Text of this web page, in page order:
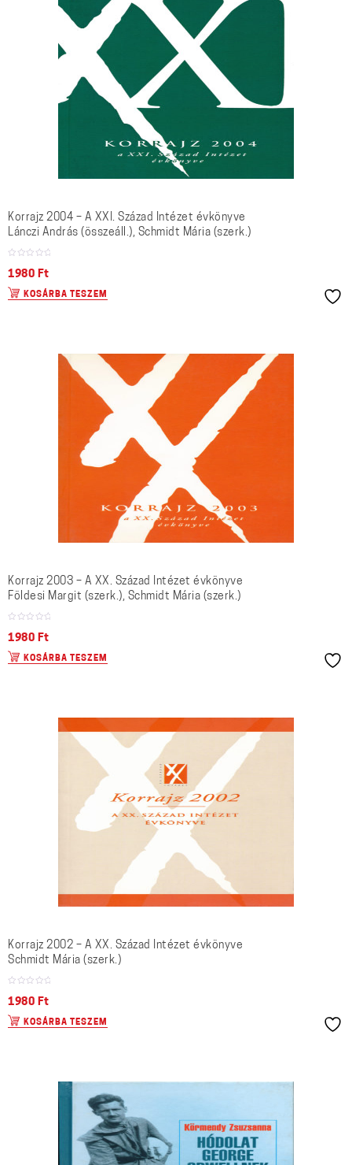
Korrajz 2004 – A XXI. Század Intézet évkönyve
Lánczi András (összeáll.), Schmidt Mária (szerk.)
1980 Ft
KOSÁRBA TESZEM
Korrajz 2003 – A XX. Század Intézet évkönyve
Földesi Margit (szerk.), Schmidt Mária (szerk.)
1980 Ft
KOSÁRBA TESZEM
Korrajz 2002 – A XX. Század Intézet évkönyve
Schmidt Mária (szerk.)
1980 Ft
KOSÁRBA TESZEM